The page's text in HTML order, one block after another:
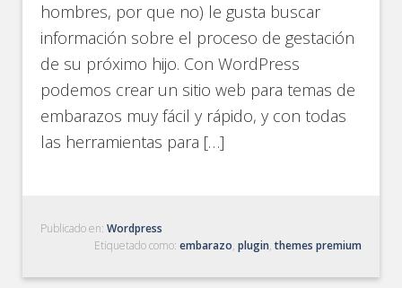
hombres, por que no) le gusta buscar
información sobre el proceso de gestación
de su próximo hijo. Con WordPress
podemos crear un sitio web para temas de
embarazos muy fácil y rápido, y con todas
las herramientas para […]
Publicado en:Wordpress
Etiquetado como: embarazo, plugin, themes premium